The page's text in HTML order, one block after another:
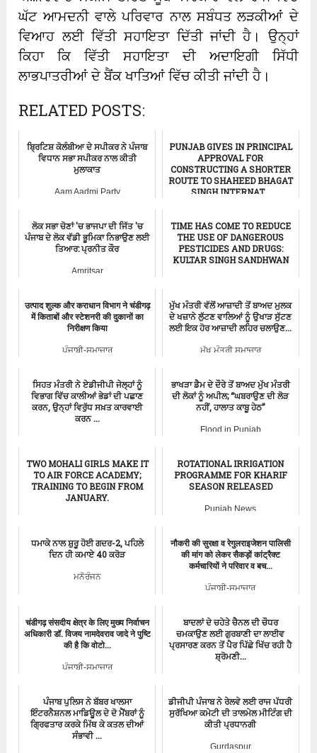
ਘੱਟ ਆਮਦਨੀ ਵਾਲੇ ਪਰਿਵਾਰ ਨਾਲ ਸਬੰਧਤ ਲੜਕੀਆਂ ਦੇ
ਵਿਆਹ ਲਈ ਵਿੱਤੀ ਸਹਾਇਤਾ ਦਿੱਤੀ ਜਾਂਦੀ ਹੈ। ਉਨ੍ਹਾਂ
ਕਿਹਾ ਕਿ ਵਿੱਤੀ ਸਹਾਇਤਾ ਦੀ ਅਦਾਇਗੀ ਸਿੱਧੀ
ਲਾਭਪਾਤਰੀਆਂ ਦੇ ਬੈਂਕ ਖਾਤਿਆਂ ਵਿੱਚ ਕੀਤੀ ਜਾਂਦੀ ਹੈ।
RELATED POSTS:
ਬ੍ਰਿਟਿਸ਼ ਕੋਲੰਬੀਆ ਦੇ ਸਪੀਕਰ ਨੇ ਪੰਜਾਬ
ਵਿਧਾਨ ਸਭਾ ਸਪੀਕਰ ਨਾਲ ਕੀਤੀ
ਮੁਲਾਕਾਤ
Aam Aadmi Party
PUNJAB GIVES IN PRINCIPAL
APPROVAL FOR
CONSTRUCTING A SHORTER
ROUTE TO SHAHEED BHAGAT
SINGH INTERNAT...
ਲੋਕ ਸਭਾ ਚੋਣਾਂ 'ਚ ਭਾਜਪਾ ਦੀ ਜਿੱਤ 'ਚ
ਪੰਜਾਬ ਦੇ ਲੋਕ ਵੱਡੀ ਭੂਮਿਕਾ ਨਿਭਾਉਣ ਲਈ
ਤਿਆਰ: ਪ੍ਰਨੀਤ ਕੌਰ
Amritsar
TIME HAS COME TO REDUCE
THE USE OF DANGEROUS
PESTICIDES AND DRUGS:
KULTAR SINGH SANDHWAN
उत्पाद शुल्क और कराधान विभाग ने चंडीगढ़
में किताबों और स्टेशनरी की दुकानों का
निरीक्षण किया
ਪੰਜਾਬੀ-ਸਮਾਚਾਰ
ਮੁੱਖ ਮੰਤਰੀ ਵੱਲੋਂ ਆਜ਼ਾਦੀ ਤੋਂ ਬਾਅਦ ਮੁਲਕ
ਦੇ ਖਜ਼ਾਨੇ ਲੁੱਟਣ ਵਾਲਿਆਂ ਨੂੰ ਉਖਾੜ ਸੁੱਟਣ
ਲਈ ਇਕ ਹੋਰ ਆਜ਼ਾਦੀ ਲਹਿਰ ਚਲਾਉਣ...
ਮੁੱਖ ਮੰਤਰੀ ਸਮਾਚਾਰ
ਸਿਹਤ ਮੰਤਰੀ ਨੇ ਏਡੀਜੀਪੀ ਜੇਲ੍ਹਾਂ ਨੂੰ
ਵਿਭਾਗ ਵਿੱਚ ਕਾਲੀਆਂ ਭੇਡਾਂ ਦੀ ਪਛਾਣ
ਕਰਨ, ਉਨ੍ਹਾਂ ਵਿਰੁੱਧ ਸਖ਼ਤ ਕਾਰਵਾਈ
ਕਰਨ ...
ਭਾਖੜਾ ਡੈਮ ਦੇ ਦੌਰੇ ਤੋਂ ਬਾਅਦ ਮੁੱਖ ਮੰਤਰੀ
ਦੀ ਲੋਕਾਂ ਨੂੰ ਅਪੀਲ; “ਘਬਰਾਉਣ ਦੀ ਲੋੜ
ਨਹੀਂ, ਹਾਲਾਤ ਕਾਬੂ ਹੇਠ”
Flood in Punjab
TWO MOHALI GIRLS MAKE IT
TO AIR FORCE ACADEMY;
TRAINING TO BEGIN FROM
JANUARY.
ROTATIONAL IRRIGATION
PROGRAMME FOR KHARIF
SEASON RELEASED
Punjab News
ਧਮਾਕੇ ਨਾਲ ਸ਼ੁਰੂ ਹੋਈ ਗਦਰ-2, ਪਹਿਲੇ
ਦਿਨ ਹੀ ਕਮਾਏ 40 ਕਰੋੜ
ਮਨੋਰੰਜਨ
नौकरी की सुरक्षा व रेगुलराइजेशन पालिसी
की मांग को लेकर सैकड़ों कांट्रैक्ट
कर्मचारियों ने परिवार व बच...
ਪੰਜਾਬੀ-ਸਮਾਚਾਰ
चंडीगढ़ संसदीय क्षेत्र के लिए मुख्य निर्वाचन
अधिकारी डॉ. विजय नामदेवराव जादे ने पुष्टि
की है कि वोटो...
ਪੰਜਾਬੀ-ਸਮਾਚਾਰ
ਬਾਦਲਾਂ ਦੇ ਚਹੇਤੇ ਚੈਨਲ ਦੀ ਚੌਧਰ
ਚਮਕਾਉਣ ਲਈ ਗੁਰਬਾਣੀ ਦਾ ਲਾਈਵ
ਪ੍ਰਸਾਰਣ ਕਰਨ ਤੋਂ ਪੈਰ ਪਿੱਛੇ ਖਿੱਚ ਰਹੀ ਹੈ
ਸ਼੍ਰੋਮਣੀ...
ਪੰਜਾਬ ਪੁਲਿਸ ਨੇ ਬੱਬਰ ਖਾਲਸਾ
ਇੰਟਰਨੈਸ਼ਨਲ ਮਾਡਿਊਲ ਦੇ ਦੋ ਮੈਂਬਰਾਂ ਨੂੰ
ਗ੍ਰਿਫਤਾਰ ਕਰਕੇ ਮਿੱਥ ਕੇ ਕਤਲ ਦੀਆਂ
ਸੰਭਾਵੀ ...
ਡੀਜੀਪੀ ਪੰਜਾਬ ਨੇ ਰੇਲਵੇ ਲਈ ਰਾਜ ਪੱਧਰੀ
ਸੁਰੱਖਿਆ ਕਮੇਟੀ ਦੀ ਤਾਲਮੇਲ ਮੀਟਿੰਗ ਦੀ
ਕੀਤੀ ਪ੍ਰਧਾਨਗੀ
Gurdaspur